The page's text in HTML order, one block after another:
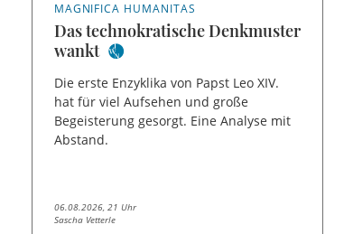
MAGNIFICA HUMANITAS
Das technokratische Denkmuster
wankt
Die erste Enzyklika von Papst Leo XIV.
hat für viel Aufsehen und große
Begeisterung gesorgt. Eine Analyse mit
Abstand.
06.08.2026, 21 Uhr
Sascha Vetterle